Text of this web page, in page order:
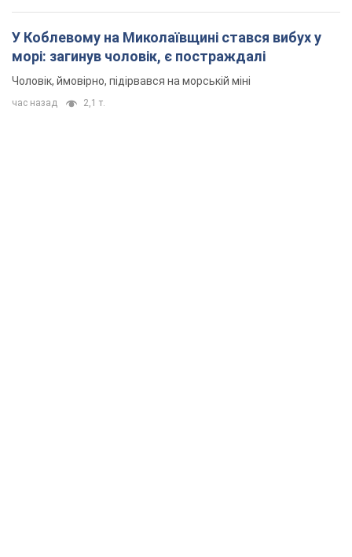
У Коблевому на Миколаївщині стався вибух у
морі: загинув чоловік, є постраждалі
Чоловік, ймовірно, підірвався на морській міні
час назад 2,1 т.